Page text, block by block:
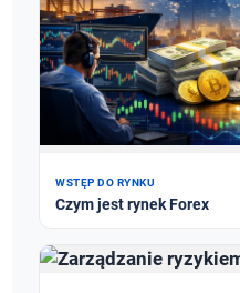
WSTĘP DO RYNKU
Czym jest rynek Forex